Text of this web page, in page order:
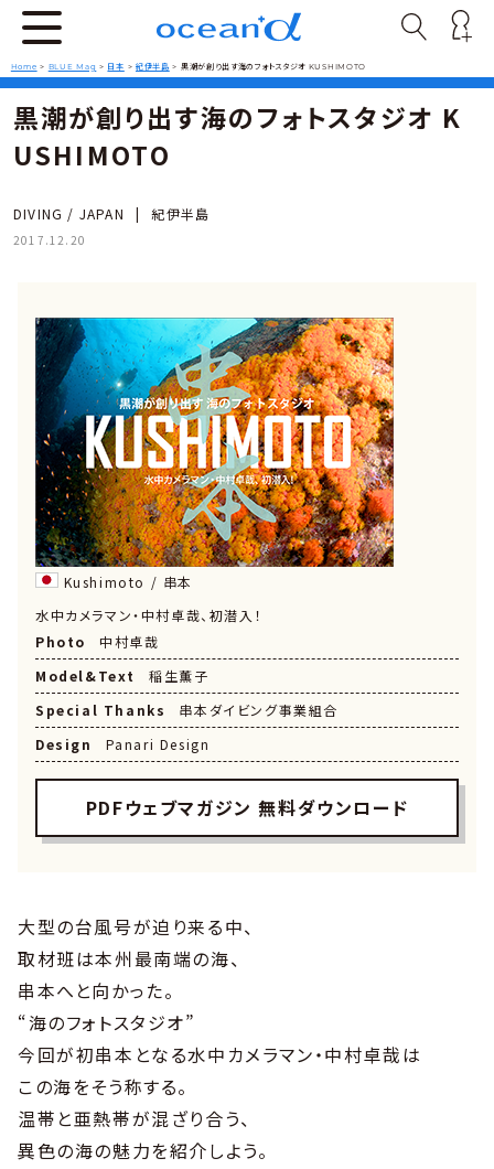
Home > BLUE Mag > 日本 > 紀伊半島 > 黒潮が創り出す海のフォトスタジオ KUSHIMOTO
黒潮が創り出す海のフォトスタジオ K
USHIMOTO
DIVING / JAPAN | 紀伊半島
2017.12.20
Kushimoto / 串本
水中カメラマン・中村卓哉、初潜入！
Photo
中村卓哉
Model&Text
稲生薫子
Special Thanks
串本ダイビング事業組合
Design
Panari Design
PDFウェブマガジン 無料ダウンロード
大型の台風号が迫り来る中、
取材班は本州最南端の海、
串本へと向かった。
“海のフォトスタジオ”
今回が初串本となる水中カメラマン・中村卓哉は
この海をそう称する。
温帯と亜熱帯が混ざり合う、
異色の海の魅力を紹介しよう。